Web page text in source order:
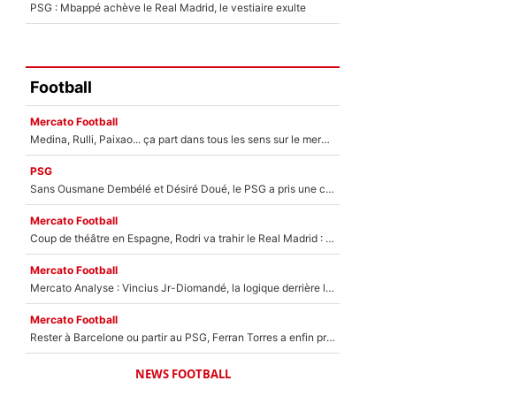
PSG : Mbappé achève le Real Madrid, le vestiaire exulte
Football
Mercato Football
Medina, Rulli, Paixao... ça part dans tous les sens sur le mercato de l'OM : Frank McCourt va enfin récupérer l'argent qu'il attend ?
PSG
Sans Ousmane Dembélé et Désiré Doué, le PSG a pris une correction face à Majorque : Luis Enrique attend avec impatience des renforts !
Mercato Football
Coup de théâtre en Espagne, Rodri va trahir le Real Madrid : Le Ballon d'Or a choisi de signer au FC Barcelone !
Mercato Football
Mercato Analyse : Vincius Jr-Diomandé, la logique derrière la concordance des temps
Mercato Football
Rester à Barcelone ou partir au PSG, Ferran Torres a enfin pris sa décision : La course contre la montre est lancée !
NEWS FOOTBALL